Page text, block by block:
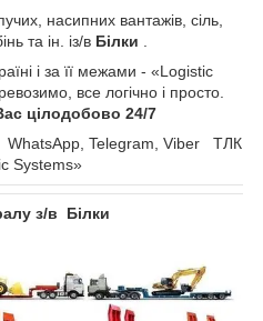
насипних вантажів, сіль,
та ін. із/в Білки
і за її межами - «Logistic
все логічно і просто.
цілодобово 24/7
WhatsApp, Telegram, Viber ТЛК
Systems»
з/в Білки